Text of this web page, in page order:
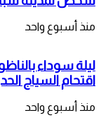
منذ أسبوع واحد
ليلة سوداء
اقتحام السياج
منذ أسبوع واحد